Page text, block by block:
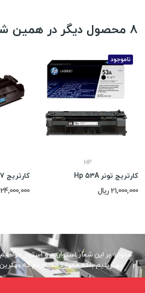
8 محصول دیگر در همین شاخه:
کارتریج Canon EP-27
24,000,000 ریال
ناموجود
HP
کارتریج تونر Hp 53A
21,000,000 ریال
همواره بر این شعار استواریم و استوار
بهترینیم بلکه همواره مفتخریم که بهترین